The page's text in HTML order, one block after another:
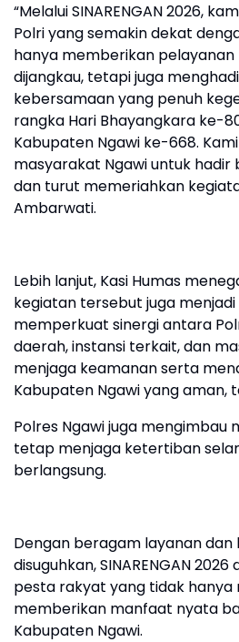
“Melalui SINARENGAN 2026,
Polri yang semakin dekat
hanya memberikan
dijangkau, tetapi juga
kebersamaan yang penuh
rangka Hari Bhayangkara ke-
Kabupaten Ngawi ke-668.
masyarakat Ngawi untuk hadir
dan turut memeriahkan
Ambarwati.
Lebih lanjut, Kasi Humas
kegiatan tersebut juga
memperkuat sinergi antara
daerah, instansi terkait, dan
menjaga keamanan serta
Kabupaten Ngawi yang aman,
Polres Ngawi juga mengimbau
tetap menjaga ketertiban
berlangsung.
Dengan beragam layanan dan
disuguhkan, SINARENGAN
pesta rakyat yang tidak hanya
memberikan manfaat nyata
Kabupaten Ngawi.